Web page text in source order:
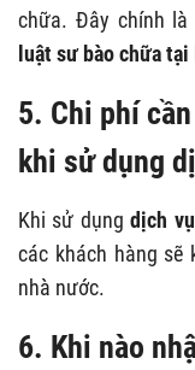
chữa. Đây chính
luật sư bào chữa tại
5. Chi phí
khi sử dụng
Khi sử dụngdịch
các khách hàng sẽ
nhà nước.
6. Khi nào